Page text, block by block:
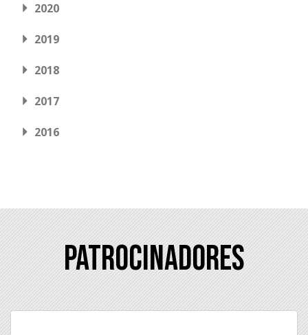
2020
2019
2018
2017
2016
Patrocinadores